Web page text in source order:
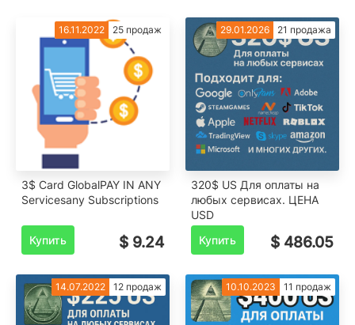
16.11.2022 25 продаж
3$ Card GlobalPAY IN ANY
Servicesany Subscriptions
Купить $ 9.24
29.01.2026 21 продажа
320$ US Для оплаты на
любых сервисах. ЦЕНА
USD
Купить
$ 486.05
14.07.2022 12 продаж 10.10.2023 11 продаж